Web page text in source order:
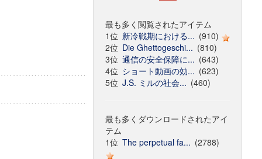
最も多く閲覧されたアイテム
1位 新冷戦期における... (910)
2位 Die Ghettogeschi... (810)
3位 通信の安全保障に... (643)
4位 ショート動画の効... (623)
5位 J.S. ミルの社会... (460)
最も多くダウンロードされたアイ
テム
1位 The perpetual fa... (2788)